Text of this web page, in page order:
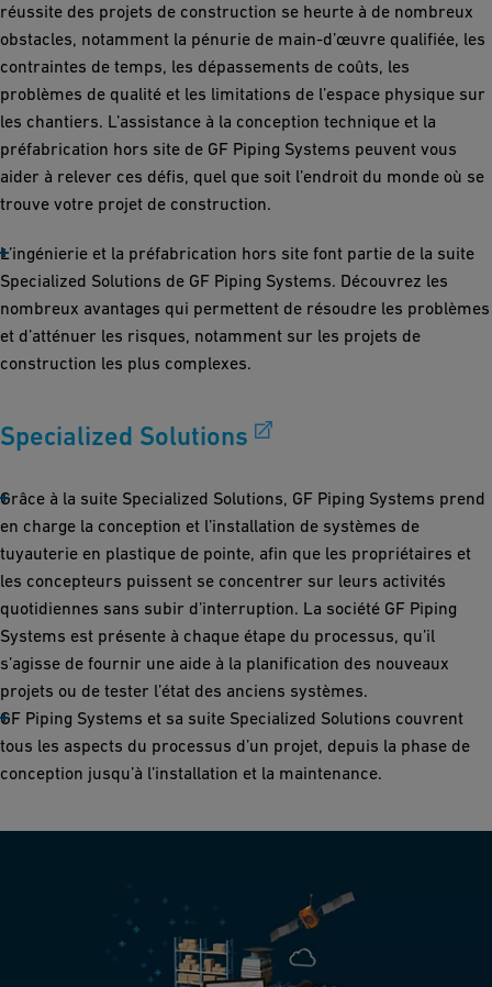
réussite des projets de construction se heurte à de nombreux
obstacles, notamment la pénurie de main-d’œuvre qualifiée, les
contraintes de temps, les dépassements de coûts, les
problèmes de qualité et les limitations de l’espace physique sur
les chantiers. L’assistance à la conception technique et la
préfabrication hors site de GF Piping Systems peuvent vous
aider à relever ces défis, quel que soit l’endroit du monde où se
trouve votre projet de construction.
L’ingénierie et la préfabrication hors site font partie de la suite
Specialized Solutions de GF Piping Systems. Découvrez les
nombreux avantages qui permettent de résoudre les problèmes
et d’atténuer les risques, notamment sur les projets de
construction les plus complexes.
Specialized Solutions
Grâce à la suite Specialized Solutions, GF Piping Systems prend
en charge la conception et l’installation de systèmes de
tuyauterie en plastique de pointe, afin que les propriétaires et
les concepteurs puissent se concentrer sur leurs activités
quotidiennes sans subir d’interruption. La société GF Piping
Systems est présente à chaque étape du processus, qu’il
s’agisse de fournir une aide à la planification des nouveaux
projets ou de tester l’état des anciens systèmes.
GF Piping Systems et sa suite Specialized Solutions couvrent
tous les aspects du processus d’un projet, depuis la phase de
conception jusqu’à l’installation et la maintenance.